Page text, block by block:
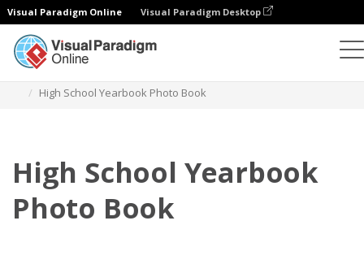
Visual Paradigm Online Visual Paradigm Desktop
High School Yearbook Photo Book
High School Yearbook
Photo Book